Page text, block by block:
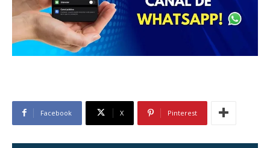
Facebook X Pinterest